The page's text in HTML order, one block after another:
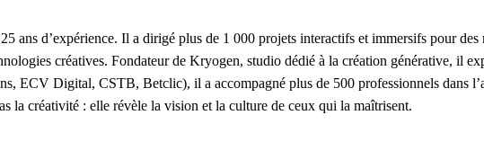
ans d’expérience. Il a dirigé plus de 1 000 projets interactifs et immersifs pour
créatives. Fondateur de Kryogen, studio dédié à la création générative, il
ECV Digital, CSTB, Betclic), il a accompagné plus de 500 professionnels dans
la créativité : elle révèle la vision et la culture de ceux qui la maîtrisent.